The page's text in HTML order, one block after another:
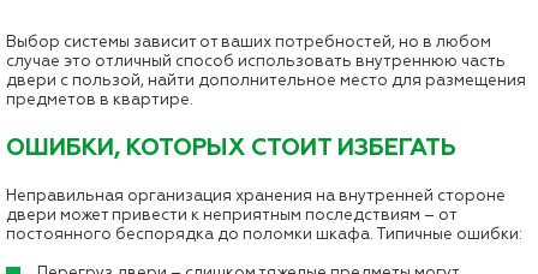
Выбор системы зависит от ваших потребностей, но в любом
случае это отличный способ использовать внутреннюю часть
двери с пользой, найти дополнительное место для размещения
предметов в квартире.
ОШИБКИ, КОТОРЫХ СТОИТ ИЗБЕГАТЬ
Неправильная организация хранения на внутренней стороне
двери может привести к неприятным последствиям – от
постоянного беспорядка до поломки шкафа. Типичные ошибки: